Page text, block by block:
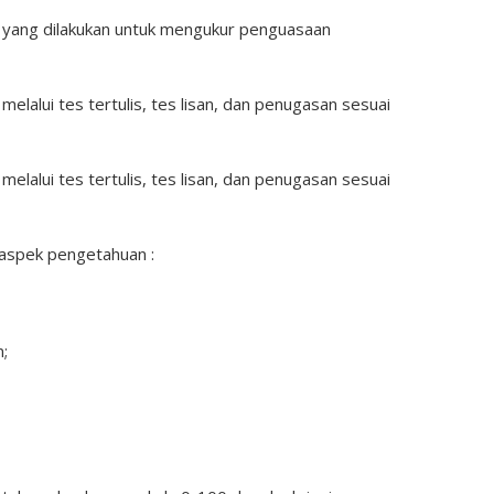
dilakukan untuk mengukur penguasaan
tes tertulis, tes lisan, dan penugasan sesuai
tes tertulis, tes lisan, dan penugasan sesuai
pengetahuan :